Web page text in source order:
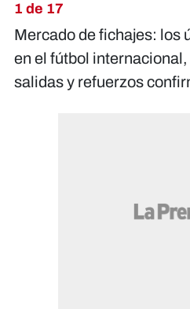
1 de 17
Mercado de fichajes: los
en el fútbol
salidas y refuerzos